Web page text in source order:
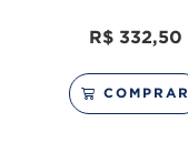
R$ 332,50
COMPRAR